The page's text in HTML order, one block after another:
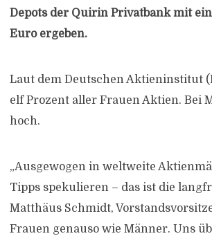
Depots der Quirin Privatbank mit
Euro ergeben.
Laut dem Deutschen Aktieninstitut
elf Prozent aller Frauen Aktien. Bei
hoch.
„Ausgewogen in weltweite
Tipps spekulieren – das ist die
Matthäus Schmidt,
Frauen genauso wie Männer. Uns